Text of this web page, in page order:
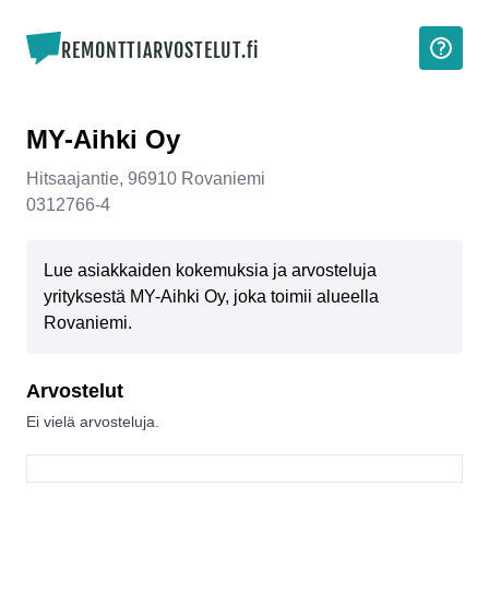
REMONTTIARVOSTELUT.fi
MY-Aihki Oy
Hitsaajantie, 96910 Rovaniemi
0312766-4
Lue asiakkaiden kokemuksia ja arvosteluja
yrityksestä MY-Aihki Oy, joka toimii alueella
Rovaniemi.
Arvostelut
Ei vielä arvosteluja.